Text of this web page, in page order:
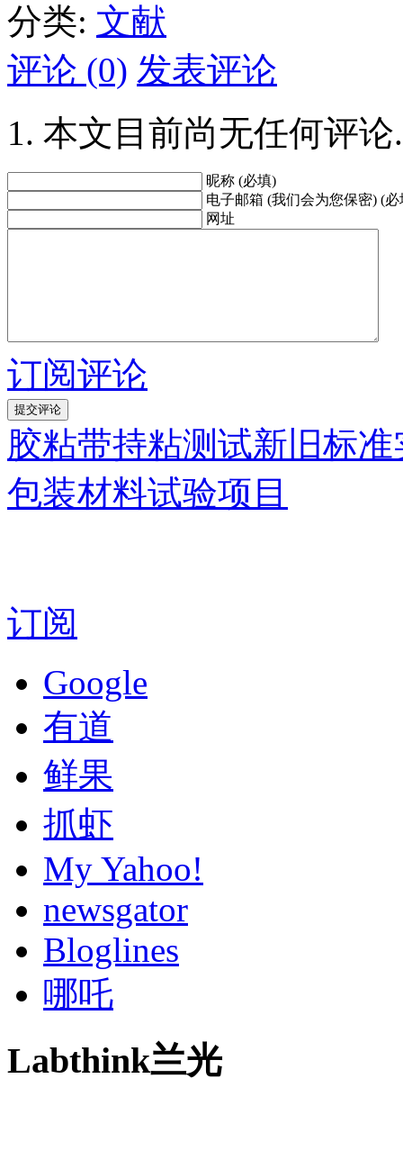
分类: 文献
评论 (0) 发表评论
本文目前尚无任何评论.
昵称 (必填)
电子邮箱 (我们会为您保密) (必
网址
订阅评论
胶粘带持粘测试新旧标
包装材料试验项目
订阅
Google
有道
鲜果
抓虾
My Yahoo!
newsgator
Bloglines
哪吒
Labthink兰光